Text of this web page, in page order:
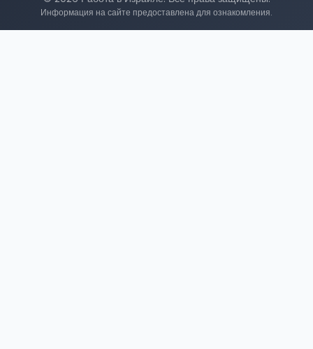
Информация на сайте предоставлена для ознакомления.